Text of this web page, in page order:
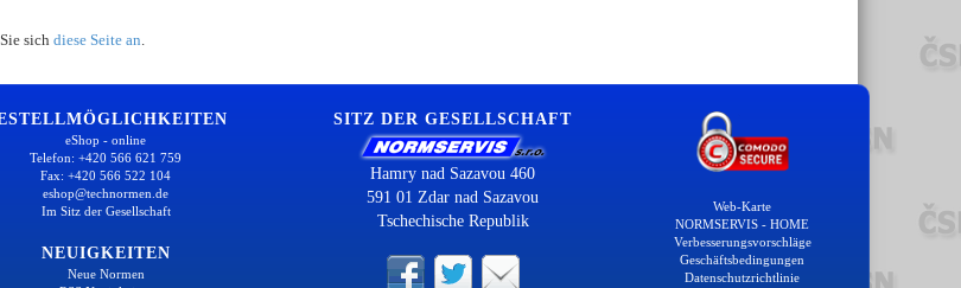
sichdiese Seite an.
eShop - online
Telefon: +420 566 621 759
Fax: +420 566 522 104
eshop@technormen.de
Im Sitz der Gesellschaft
NEUIGKEITEN
Neue Normen
SITZ DER GESELLSCHAFT
Hamry nad Sazavou 460
591 01 Zdar nad Sazavou
Tschechische Republik
Web-Karte
NORMSERVIS - HOME
Verbesserungsvorschläge
Geschäftsbedingungen
Datenschutzrichtlinie